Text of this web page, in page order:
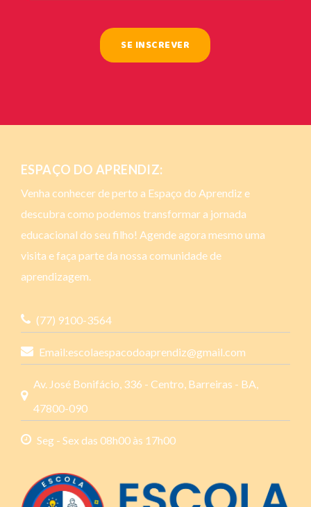
ESPAÇO DO APRENDIZ:
Venha conhecer de perto a Espaço do Aprendiz e
descubra como podemos transformar a jornada
educacional do seu filho! Agende agora mesmo uma
visita e faça parte da nossa comunidade de
aprendizagem.
(77) 9100-3564
Email:escolaespacodoaprendiz@gmail.com
Av. José Bonifácio, 336 - Centro, Barreiras - BA,
47800-090
Seg - Sex das 08h00 às 17h00